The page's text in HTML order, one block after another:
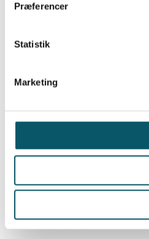
Præferencer
Statistik
Marketing
Bornholm
Dragør
Frederiksberg
Gentofte